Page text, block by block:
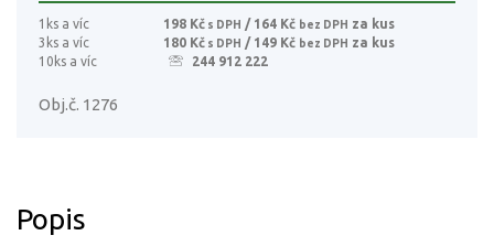
1ks a víc 198 Kč s DPH / 164 Kč bez DPH za kus
3ks a víc
180 Kč s DPH / 149 Kč bez DPH za kus
10ks a víc
244 912 222
Obj.č. 1276
Popis